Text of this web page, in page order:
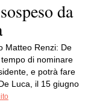
da
Matteo Renzi: De
di nominare
e potrà fare
Luca, il 15 giugno